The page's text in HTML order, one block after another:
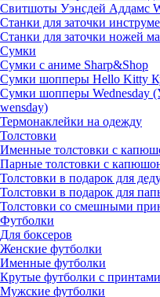
Свитшоты Уэнсдей Аддамс
Станки для заточки
Станки для заточки ножей
Сумки
Сумки с аниме Sharp&Shop
Сумки шопперы Hello Kitty
Сумки шопперы Wednesday
wensday)
Термонаклейки на одежду
Толстовки
Именные толстовки с
Парные толстовки с
Толстовки в подарок для
Толстовки в подарок для
Толстовки со смешными
Футболки
Для боксеров
Женские футболки
Именные футболки
Крутые футболки с принтами
Мужские футболки